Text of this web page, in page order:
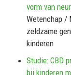
vorm van
Wetenchap /
zeldzame
kinderen
Studie: CBD
bij kinderen